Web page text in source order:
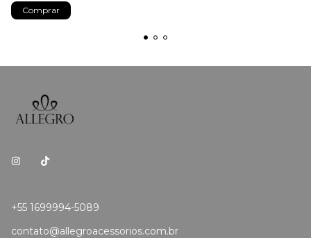
Comprar
+55 1699994-5089
contato@allegroacessorios.com.br